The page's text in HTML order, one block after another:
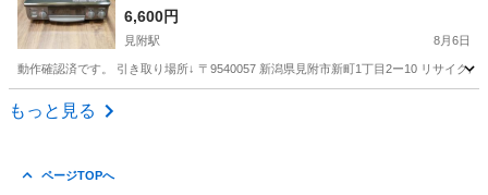
6,600円
見附駅 8月6日
動作確認済です。 引き取り場所↓ 〒9540057 新潟県見附市新町1丁目2ー10 リサイク
新潟 見附市
もっと見る
ページTOPへ